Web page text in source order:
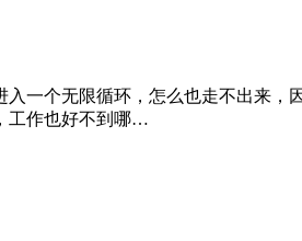
一个无限循环，怎么也走不出来
工作也好不到哪…